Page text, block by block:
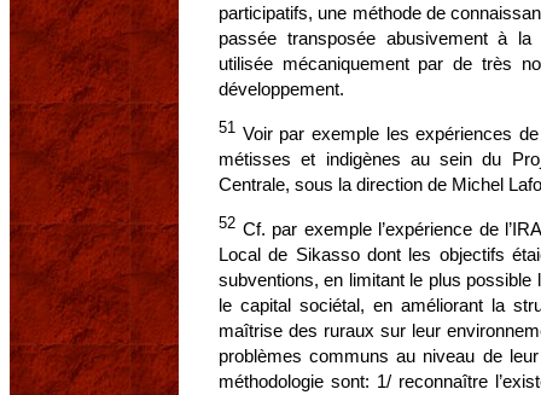
participatifs, une méthode de
passée transposée abusivement à
utilisée mécaniquement par de très
développement.
51 Voir par exemple les expériences
métisses et indigènes au sein du
Centrale, sous la direction de Michel
52 Cf. par exemple l’expérience de
Local de Sikasso dont les objectifs
subventions, en limitant le plus
le capital sociétal, en améliorant la
maîtrise des ruraux sur leur
problèmes communs au niveau de
méthodologie sont: 1/ reconnaître